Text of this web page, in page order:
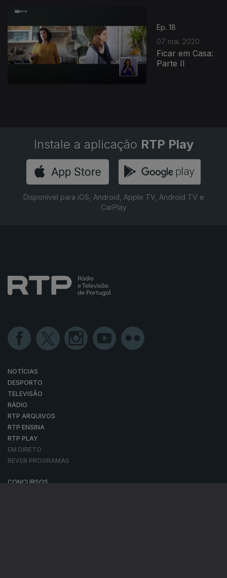
Ep. 18
07 mai. 2020
Ficar em Casa:
Parte II
Instale a aplicação RTP Play
Disponível para iOS, Android, Apple TV, Android TV e
CarPlay
NOTÍCIAS
DESPORTO
TELEVISÃO
RÁDIO
RTP ARQUIVOS
RTP ENSINA
RTP PLAY
EM DIRETO
REVER PROGRAMAS
CONCURSOS